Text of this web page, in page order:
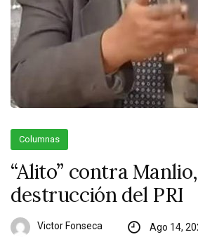
Columnas
“Alito” contra
destrucción del PRI
Victor Fonseca Ago 14,